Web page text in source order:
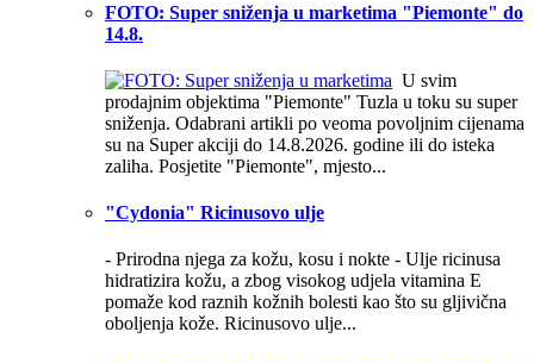
FOTO: Super sniženja u marketima "Piemonte" do
14.8.
U svim
prodajnim objektima "Piemonte" Tuzla u toku su super
sniženja. Odabrani artikli po veoma povoljnim cijenama
su na Super akciji do 14.8.2026. godine ili do isteka
zaliha. Posjetite "Piemonte", mjesto...
"Cydonia" Ricinusovo ulje
- Prirodna njega za kožu, kosu i nokte - Ulje ricinusa
hidratizira kožu, a zbog visokog udjela vitamina E
pomaže kod raznih kožnih bolesti kao što su gljivična
oboljenja kože. Ricinusovo ulje...